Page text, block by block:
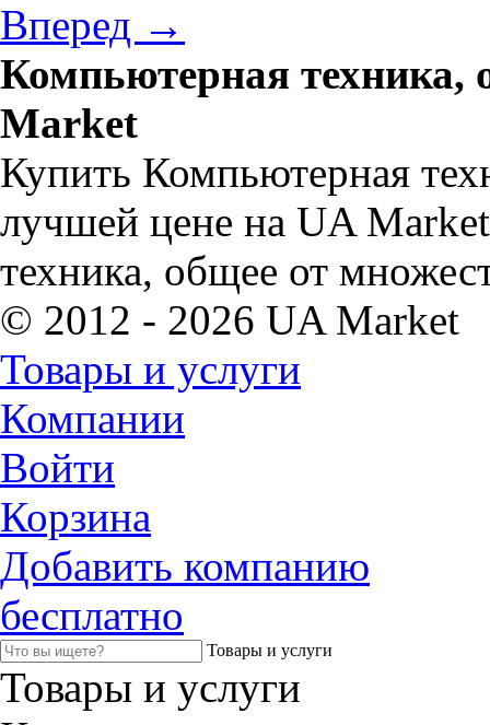
Вперед →
Компьютерная техника,
Market
Купить Компьютерная
лучшей цене на UA
техника, общее от
© 2012 - 2026 UA Market
Товары и услуги
Компании
Войти
Корзина
Добавить компанию
бесплатно
Товары и услуги
Товары и услуги